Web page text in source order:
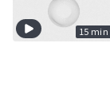
15 min